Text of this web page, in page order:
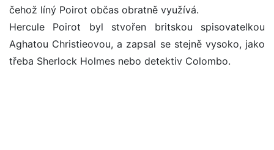
čehož líný Poirot občas obratně využívá.
Hercule Poirot byl stvořen britskou spisovatelkou
Aghatou Christieovou, a zapsal se stejně vysoko, jako
třeba Sherlock Holmes nebo detektiv Colombo.